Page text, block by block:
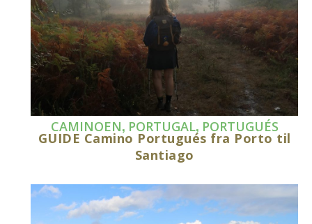
CAMINOEN, PORTUGAL, PORTUGUÉS
GUIDE Camino Portugués fra Porto til
Santiago